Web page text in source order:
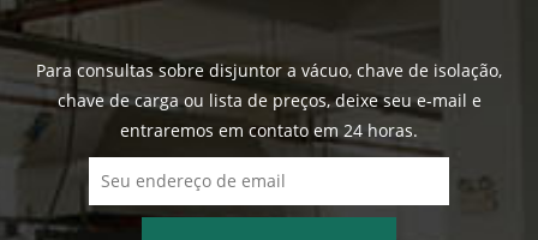
Para consultas sobre disjuntor a vácuo, chave de isolação,
chave de carga ou lista de preços, deixe seu e-mail e
entraremos em contato em 24 horas.